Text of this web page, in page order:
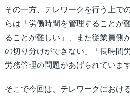
その一方、テレワークを行う上で
らは「労働時間を管理することが
ることが難しい」、また従業員側
の切り分けができない」「長時間
労務管理の問題があげられています
そこで今回は、テレワークにおけ